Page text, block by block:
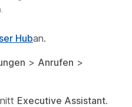
Huban.
> Anrufen >
Executive Assistant.